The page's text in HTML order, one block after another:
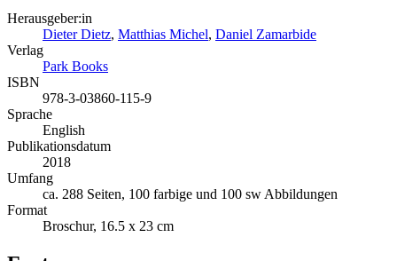
Herausgeber:in
Dieter Dietz, Matthias Michel, Daniel Zamarbide
Verlag
Park Books
ISBN
978-3-03860-115-9
Sprache
English
Publikationsdatum
2018
Umfang
ca. 288 Seiten, 100 farbige und 100 sw Abbildungen
Format
Broschur, 16.5 x 23 cm